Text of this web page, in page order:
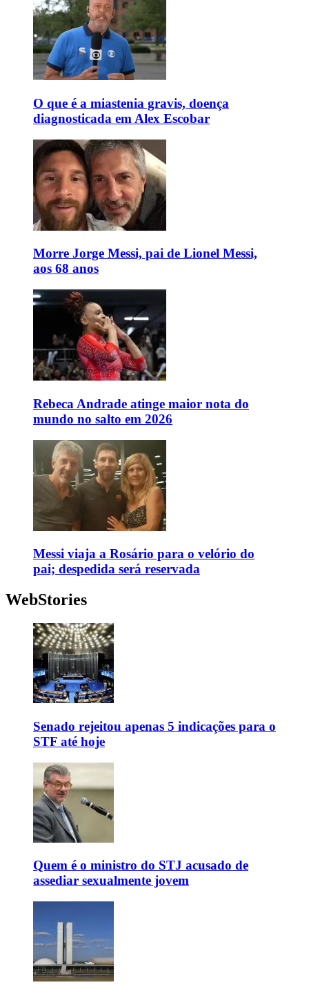
O que é a miastenia gravis, doença
diagnosticada em Alex Escobar
Morre Jorge Messi, pai de Lionel Messi,
aos 68 anos
Rebeca Andrade atinge maior nota do
mundo no salto em 2026
Messi viaja a Rosário para o velório do
pai; despedida será reservada
WebStories
Senado rejeitou apenas 5 indicações para o
STF até hoje
Quem é o ministro do STJ acusado de
assediar sexualmente jovem